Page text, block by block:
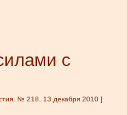
с
№ 218, 13 декабря 2010 ]